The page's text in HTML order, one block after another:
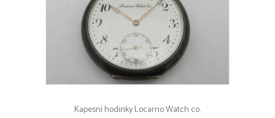
Kapesní hodinky Locarno Watch co.